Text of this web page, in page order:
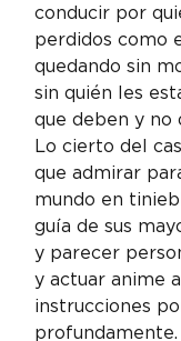
conducir por
perdidos como
quedando sin
sin quién les
que deben y no
Lo cierto del
que admirar
mundo en
guía de sus
y parecer
y actuar anime
instrucciones